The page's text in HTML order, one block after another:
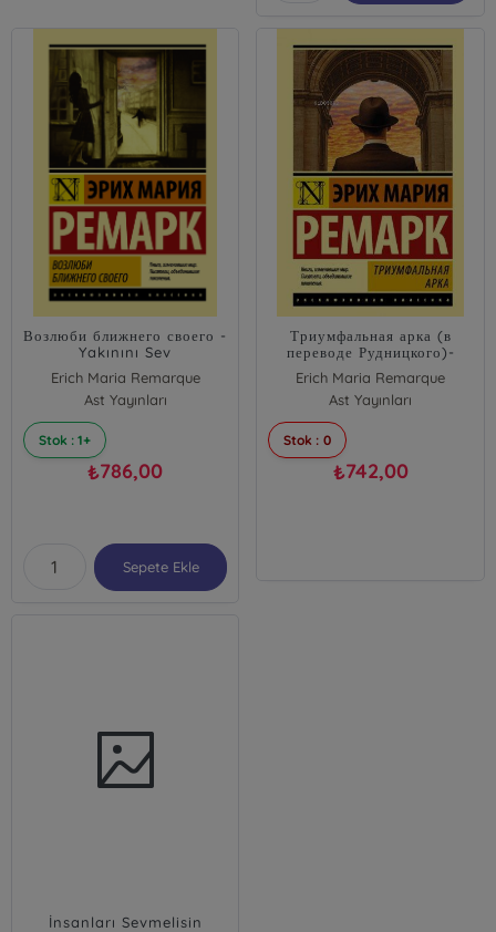
Возлюби ближнего своего -
Yakınını Sev
Erich Maria Remarque
Ast Yayınları
Stok : 1+
₺786,00
Sepete Ekle
Триумфальная арка (в
переводе Рудницкого)-
Zafer Kemeri
Erich Maria Remarque
Ast Yayınları
Stok : 0
₺742,00
İnsanları Sevmelisin